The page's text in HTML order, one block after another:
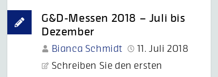
G&D-Messen 2018 – Juli bis
Dezember
Bianca Schmidt
11. Juli 2018
Schreiben Sie den ersten